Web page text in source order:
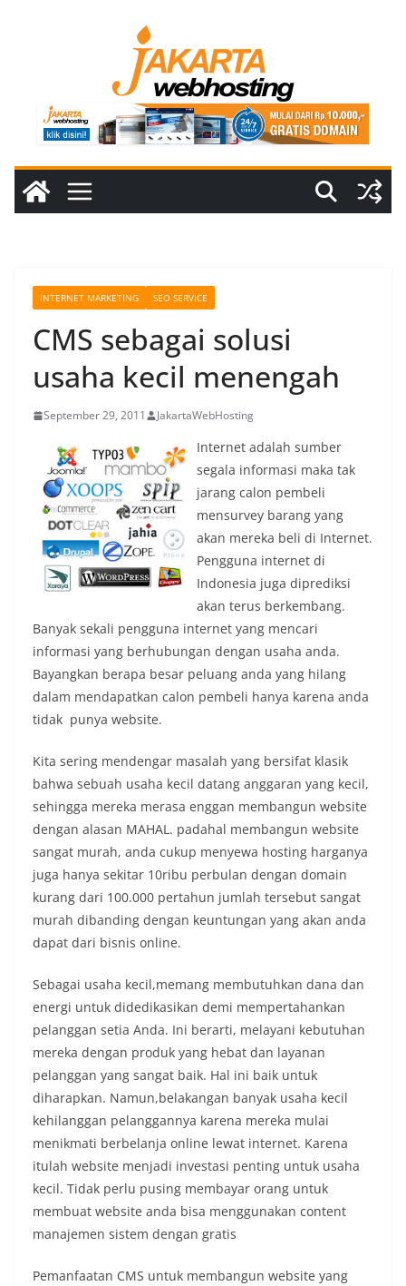
INTERNET MARKETING SEO SERVICE
CMS sebagai solusi
usaha kecil menengah
September 29, 2011 JakartaWebHosting
Internet adalah sumber
segala informasi maka tak
jarang calon pembeli
mensurvey barang yang
akan mereka beli di Internet.
Pengguna internet di
Indonesia juga diprediksi
akan terus berkembang.
Banyak sekali pengguna internet yang mencari
informasi yang berhubungan dengan usaha anda.
Bayangkan berapa besar peluang anda yang hilang
dalam mendapatkan calon pembeli hanya karena anda
tidak punya website.
Kita sering mendengar masalah yang bersifat klasik
bahwa sebuah usaha kecil datang anggaran yang kecil,
sehingga mereka merasa enggan membangun website
dengan alasan MAHAL. padahal membangun website
sangat murah, anda cukup menyewa hosting harganya
juga hanya sekitar 10ribu perbulan dengan domain
kurang dari 100.000 pertahun jumlah tersebut sangat
murah dibanding dengan keuntungan yang akan anda
dapat dari bisnis online.
Sebagai usaha kecil,memang membutuhkan dana dan
energi untuk didedikasikan demi mempertahankan
pelanggan setia Anda. Ini berarti, melayani kebutuhan
mereka dengan produk yang hebat dan layanan
pelanggan yang sangat baik. Hal ini baik untuk
diharapkan. Namun,belakangan banyak usaha kecil
kehilanggan pelanggannya karena mereka mulai
menikmati berbelanja online lewat internet. Karena
itulah website menjadi investasi penting untuk usaha
kecil. Tidak perlu pusing membayar orang untuk
membuat website anda bisa menggunakan content
manajemen sistem dengan gratis
Pemanfaatan CMS untuk membangun website yang